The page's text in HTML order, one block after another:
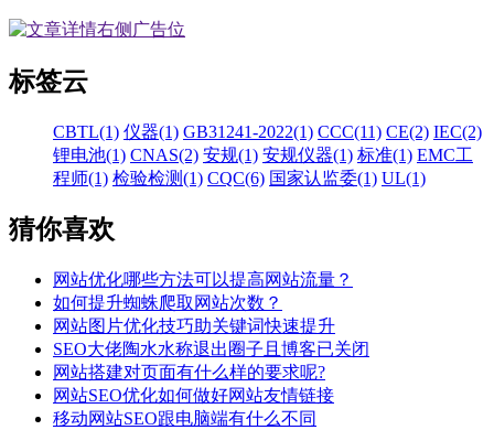
标签云
CBTL(1) 仪器(1) GB31241-2022(1) CCC(11) CE(2) IEC(2)
锂电池(1) CNAS(2) 安规(1) 安规仪器(1) 标准(1) EMC工
程师(1) 检验检测(1) CQC(6) 国家认监委(1) UL(1)
猜你喜欢
网站优化哪些方法可以提高网站流量？
如何提升蜘蛛爬取网站次数？
网站图片优化技巧助关键词快速提升
SEO大佬陶水水称退出圈子且博客已关闭
网站搭建对页面有什么样的要求呢?
网站SEO优化如何做好网站友情链接
移动网站SEO跟电脑端有什么不同